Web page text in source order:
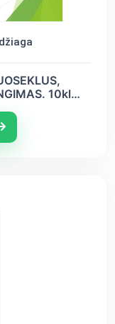
10kl